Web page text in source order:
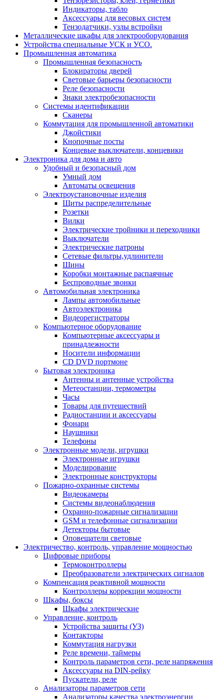
Индикаторы, табло
Аксессуары для весовых систем
Тензодатчики, узлы встройки
Металлические шкафы для электрооборудования
Устройства специальные УСК и УСО.
Промышленная автоматика
Промышленная безопасность
Блокираторы дверей
Световые барьеры безопасности
Реле безопасности
Знаки электробезопасности
Системы идентификации
Сканеры
Коммутация для промышленной автоматики
Джойстики
Кнопочные посты
Концевые выключатели, концевики
Электроника для дома и авто
Удобный и безопасный дом
Умный дом
Автоматы освещения
Электроустановочные изделия
Щиты распределительные
Розетки
Вилки
Электрические тройники и переходники
Выключатели
Электрические патроны
Сетевые фильтры,удлинители
Шины
Коробки монтажные распаячные
Беспроводные звонки
Автомобильная электроника
Лампы автомобильные
Автоэлектроника
Видеорегистраторы
Компьютерное оборудование
Компьютерные аксессуары и
принадлежности
Носители информации
CD DVD портмоне
Бытовая электроника
Антенны и антенные устройства
Метеостанции, термометры
Часы
Товары для путешествий
Радиостанции и аксессуары
Фонари
Наушники
Телефоны
Электронные модели, игрушки
Электронные игрушки
Моделирование
Электронные конструкторы
Пожарно-охранные системы
Видеокамеры
Системы видеонаблюдения
Охранно-пожарные сигнализации
GSM и телефонные сигнализации
Детекторы бытовые
Оповещатели световые
Электричество, контроль, управление мощностью
Цифровые приборы
Термоконтроллеры
Преобразователи электрических сигналов
Компенсация реактивной мощности
Контроллеры коррекции мощности
Шкафы, боксы
Шкафы электрические
Управление, контроль
Устройства защиты (УЗ)
Контакторы
Коммутация нагрузки
Реле времени, таймеры
Контроль параметров сети, реле напряжения
Аксессуары на DIN-рейку
Пускатели, реле
Анализаторы параметров сети
Анализаторы качества электроэнергии